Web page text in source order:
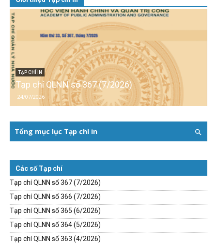
TẠP CHÍ IN
Tạp chí QLNN số 367 (7/2026)
24/07/2026
Tổng mục lục Tạp chí in
Các số Tạp chí
Tạp chí QLNN số 367 (7/2026)
Tạp chí QLNN số 366 (7/2026)
Tạp chí QLNN số 365 (6/2026)
Tạp chí QLNN số 364 (5/2026)
Tạp chí QLNN số 363 (4/2026)